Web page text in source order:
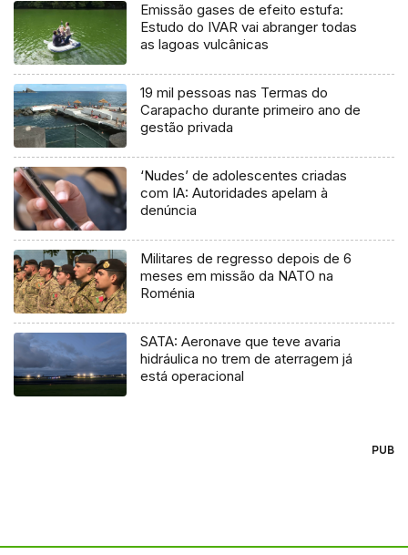
Emissão gases de efeito estufa:
Estudo do IVAR vai abranger todas
as lagoas vulcânicas
19 mil pessoas nas Termas do
Carapacho durante primeiro ano de
gestão privada
‘Nudes’ de adolescentes criadas
com IA: Autoridades apelam à
denúncia
Militares de regresso depois de 6
meses em missão da NATO na
Roménia
SATA: Aeronave que teve avaria
hidráulica no trem de aterragem já
está operacional
PUB